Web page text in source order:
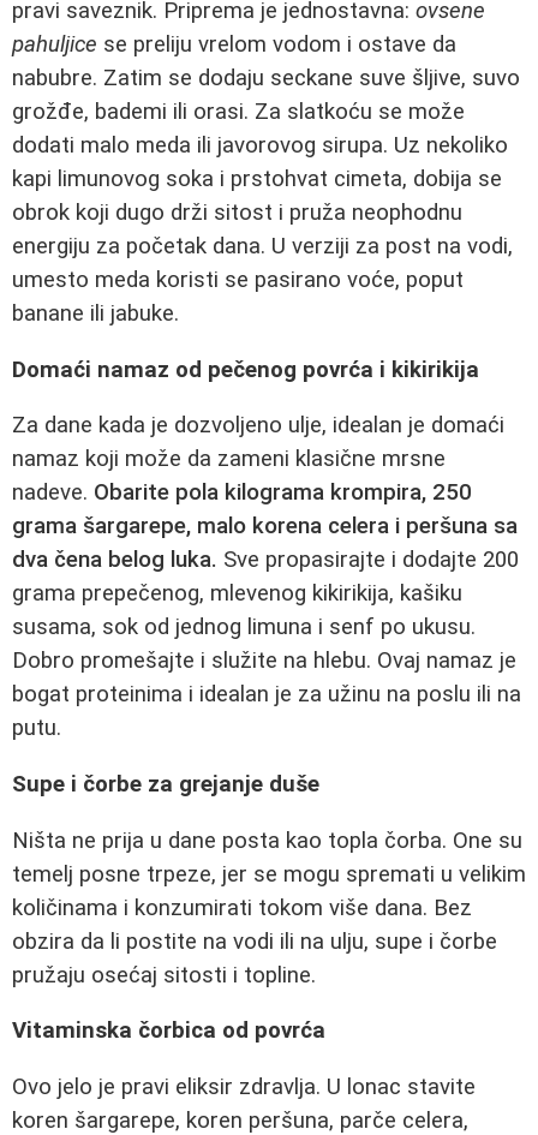
pravi saveznik. Priprema je jednostavna: ovsene
pahuljice se preliju vrelom vodom i ostave da
nabubre. Zatim se dodaju seckane suve šljive, suvo
grožđe, bademi ili orasi. Za slatkoću se može
dodati malo meda ili javorovog sirupa. Uz nekoliko
kapi limunovog soka i prstohvat cimeta, dobija se
obrok koji dugo drži sitost i pruža neophodnu
energiju za početak dana. U verziji za post na vodi,
umesto meda koristi se pasirano voće, poput
banane ili jabuke.
Domaći namaz od pečenog povrća i kikirikija
Za dane kada je dozvoljeno ulje, idealan je domaći
namaz koji može da zameni klasične mrsne
nadeve. Obarite pola kilograma krompira, 250
grama šargarepe, malo korena celera i peršuna sa
dva čena belog luka. Sve propasirajte i dodajte 200
grama prepečenog, mlevenog kikirikija, kašiku
susama, sok od jednog limuna i senf po ukusu.
Dobro promešajte i služite na hlebu. Ovaj namaz je
bogat proteinima i idealan je za užinu na poslu ili na
putu.
Supe i čorbe za grejanje duše
Ništa ne prija u dane posta kao topla čorba. One su
temelj posne trpeze, jer se mogu spremati u velikim
količinama i konzumirati tokom više dana. Bez
obzira da li postite na vodi ili na ulju, supe i čorbe
pružaju osećaj sitosti i topline.
Vitaminska čorbica od povrća
Ovo jelo je pravi eliksir zdravlja. U lonac stavite
koren šargarepe, koren peršuna, parče celera,